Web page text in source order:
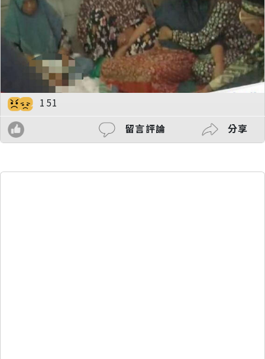
151
留言評論
分享